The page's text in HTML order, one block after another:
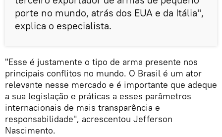
porte no mundo, atrás dos EUA e da Itália",
explica o especialista.
"Esse é justamente o tipo de arma presente nos
principais conflitos no mundo. O Brasil é um ator
relevante nesse mercado e é importante que adeque
a sua legislação e práticas a esses parâmetros
internacionais de mais transparência e
responsabilidade", acrescentou Jefferson
Nascimento.